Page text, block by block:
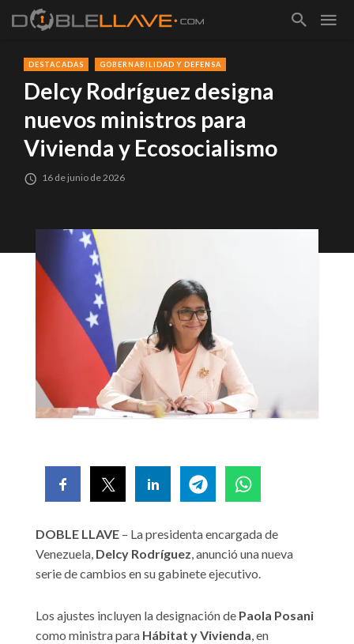
DESTACADAS GOBERNABILIDAD Y DEFENSA
Delcy Rodríguez designa
nuevos ministros para
Vivienda y Ecosocialismo
16 de junio de 2026
DOBLE LLAVE – La presidenta encargada de
Venezuela, Delcy Rodríguez, anunció una nueva
serie de cambios en su gabinete ejecutivo.
Los ajustes incluyen la designación de Paola Posani
como ministra para Hábitat y Vivienda, en